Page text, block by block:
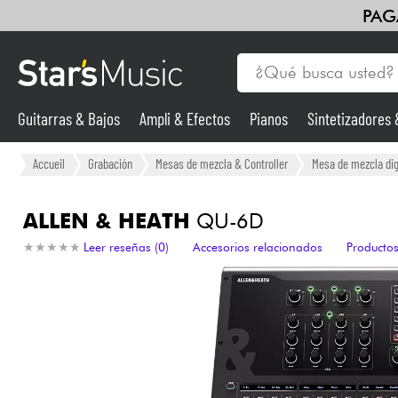
Guitarras & Bajos
Sintetizadores & samplers
Guitarras & Bajos Ampli & Efectos Pianos Sintetizadores
Accueil Grabación Mesas de mezcla & Controller Mesa de mezcla
ALLEN & HEATH QU-6D
★ ★ ★ ★ ★
★ ★ ★ ★ ★ Leer reseñas (0) Accesorios relacionados